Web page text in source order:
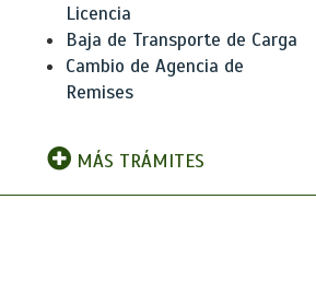
Licencia
Baja de Transporte de Carga
Cambio de Agencia de
Remises
MÁS TRÁMITES